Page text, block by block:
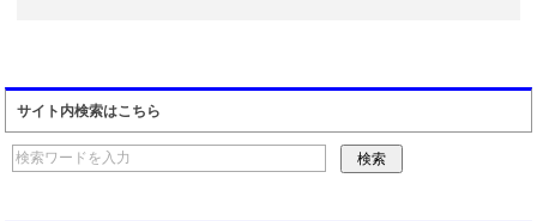
サイト内検索はこちら